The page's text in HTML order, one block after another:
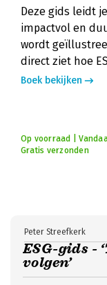
Deze gids leidt
impactvol en
wordt
direct ziet hoe
Boek bekijken
Op voorraad |
Gratis verzonden
ESG-gids -
volgen’
Peter Streefkerk